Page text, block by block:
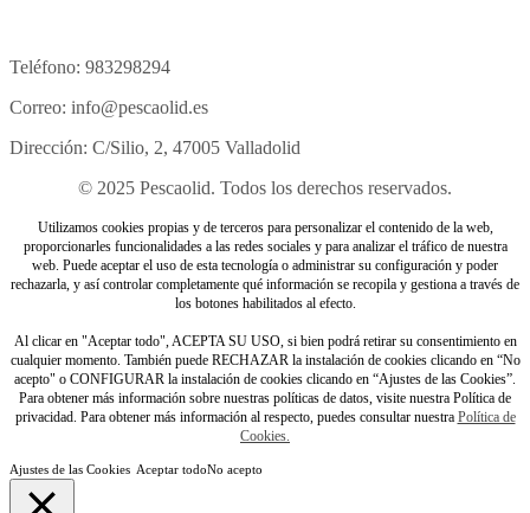
Teléfono: 983298294
Correo: info@pescaolid.es
Dirección: C/Silio, 2, 47005 Valladolid
© 2025 Pescaolid. Todos los derechos reservados.
Utilizamos cookies propias y de terceros para personalizar el contenido de la web,
proporcionarles funcionalidades a las redes sociales y para analizar el tráfico de nuestra
web. Puede aceptar el uso de esta tecnología o administrar su configuración y poder
rechazarla, y así controlar completamente qué información se recopila y gestiona a través de
los botones habilitados al efecto.
Al clicar en "Aceptar todo", ACEPTA SU USO, si bien podrá retirar su consentimiento en
cualquier momento. También puede RECHAZAR la instalación de cookies clicando en “No
acepto" o CONFIGURAR la instalación de cookies clicando en “Ajustes de las Cookies”.
Para obtener más información sobre nuestras políticas de datos, visite nuestra Política de
privacidad. Para obtener más información al respecto, puedes consultar nuestra Política de
Cookies.
Ajustes de las Cookies Aceptar todoNo acepto